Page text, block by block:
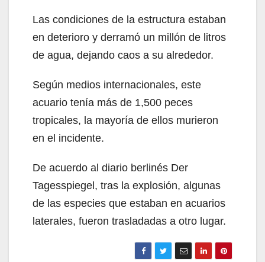
Las condiciones de la estructura estaban
en deterioro y derramó un millón de litros
de agua, dejando caos a su alrededor.
Según medios internacionales, este
acuario tenía más de 1,500 peces
tropicales, la mayoría de ellos murieron
en el incidente.
De acuerdo al diario berlinés Der
Tagesspiegel, tras la explosión, algunas
de las especies que estaban en acuarios
laterales, fueron trasladadas a otro lugar.